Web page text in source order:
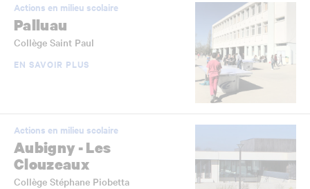
Actions en milieu scolaire
Palluau
Collège Saint Paul
EN SAVOIR PLUS
Actions en milieu scolaire
Aubigny - Les
Clouzeaux
Collège Stéphane Piobetta